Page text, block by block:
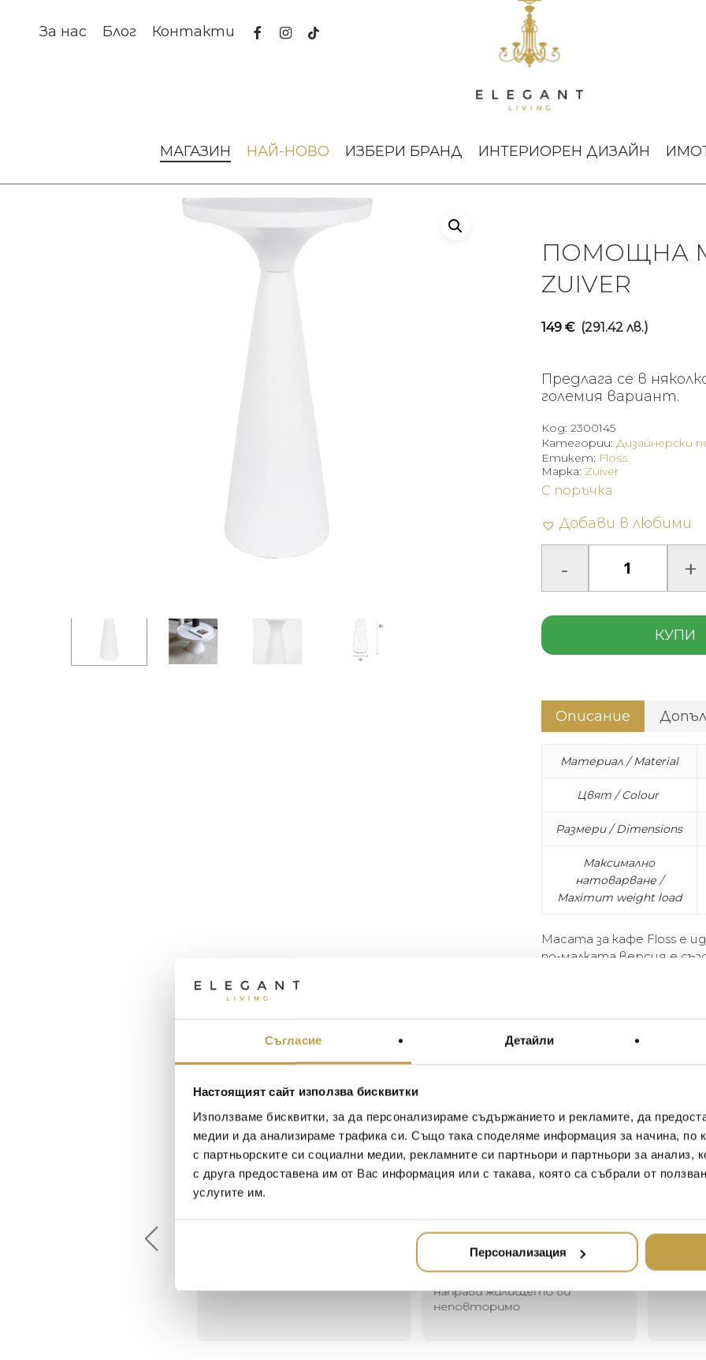
Съгласие Детайли
Настоящият сайт използва бисквитки
Използваме бисквитки, за да персонализираме съдържанието и рекламите, да
медии и да анализираме трафика си. Също така споделяме информация за начина, по
с партньорските си социални медии, рекламните си партньори и партньори за анализ,
с друга предоставена им от Вас информация или с такава, която са събрали от
услугите им.
Персонализация
За нас Блог Контакти facebookinstagram
tiktok
МАГАЗИН НАЙ-НОВО ИЗБЕРИ БРАНД ИНТЕРИОРЕН ДИЗАЙН
ПОМОЩНА
ZUIVER
149 € (291.42 лв.)
Предлага се в
големия вариант.
Код: 2300145
Категории: Дизайнерски
Етикет: Floss
С поръчка
Добави в любими
КУПИ
Марка: Zuiver
Описание
Материал / Material
Цвят / Colour
Размери / Dimensions
Максимално
натоварване /
Maximum weight load
Масата за кафе Floss е
по-малката версия е
Чаша с любимата
имате нужда? Предлага
While coffee table Floss is
version is just right for
and a good book: what
This Floss comes in
company of his big brother.
Георги Питов
Един магазин за красив и
елегантен дом. В него ще
намерите всичко, което ще
направи жилището ви
неповторимо
Най-
за